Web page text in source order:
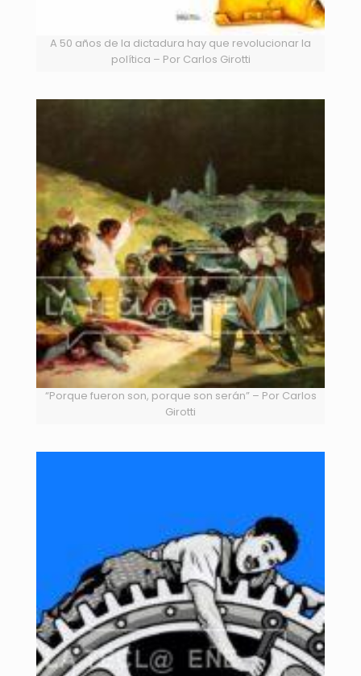
A 50 años de la dictadura hay que revolucionar la
política – Por Carlos Girotti
“Porque fueron son, porque son serán” – Por Carlos
Girotti